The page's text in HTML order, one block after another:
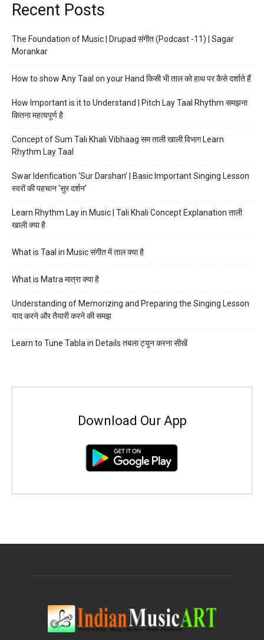
Recent Posts
The Foundation of Music | Drupad संगीत (Podcast -11) | Sagar
Morankar
How to show Any Taal on your Hand किसी भी ताल को हाथ पर कैसे दर्शाते हैं
How Important is it to Understand | Pitch Lay Taal Rhythm समझना
कितना महत्वपूर्ण है
Concept of Sum Tali Khali Vibhaag सम ताली खाली विभाग Learn
Rhythm Lay Taal
Swar Idenfication ‘Sur Darshan’ | Basic Important Singing Lesson
स्वरों की पहचान ‘सुर दर्शन’
Learn Rhythm Lay in Music | Tali Khali Concept Explanation ताली
खाली क्या है
What is Taal in Music संगीत में ताल क्या है
What is Matra मात्रा क्या है
Understanding of Memorizing and Preparing the Singing Lesson
याद करने और तैयारी करने की समझ
Learn to Tune Tabla in Details तबला ट्यून करना सीखें
Download Our App